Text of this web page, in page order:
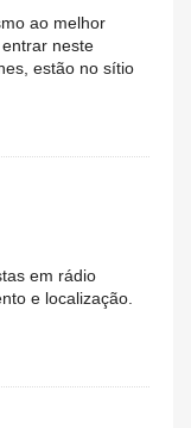
ao melhor
neste
estão no sítio
em rádio
e localização.